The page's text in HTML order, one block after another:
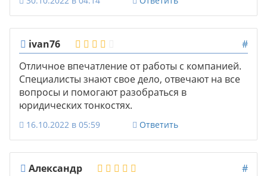
ivan76
#
Отличное впечатление от работы с компанией.
Специалисты знают свое дело, отвечают на все
вопросы и помогают разобраться в
юридических тонкостях.
16.10.2022 в 05:59 Ответить
Александр
#